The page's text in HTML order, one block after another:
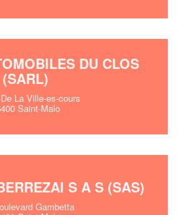
DU CLOS
(SARL)
La Ville-es-cours
Saint-Malo
S A S (SAS)
Gambetta